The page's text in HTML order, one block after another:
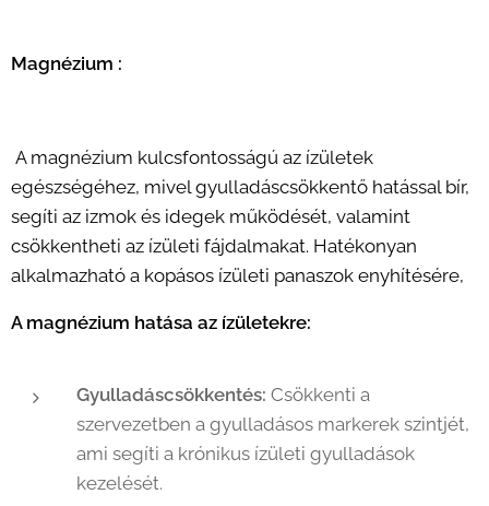
Magnézium :
A magnézium kulcsfontosságú az ízületek
egészségéhez, mivel gyulladáscsökkentő hatással bír,
segíti az izmok és idegek működését, valamint
csökkentheti az ízületi fájdalmakat. Hatékonyan
alkalmazható a kopásos ízületi panaszok enyhítésére,
A magnézium hatása az ízületekre:
Gyulladáscsökkentés: Csökkenti a
szervezetben a gyulladásos markerek szintjét,
ami segíti a krónikus ízületi gyulladások
kezelését.